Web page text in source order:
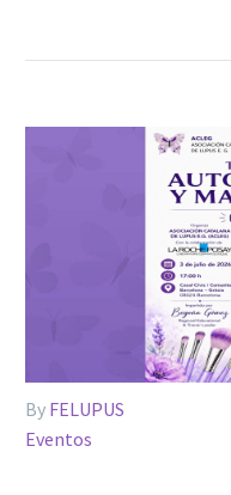
By FELUPUS
Eventos